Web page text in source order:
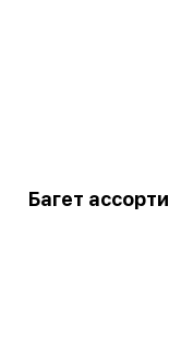
Багет ассорти